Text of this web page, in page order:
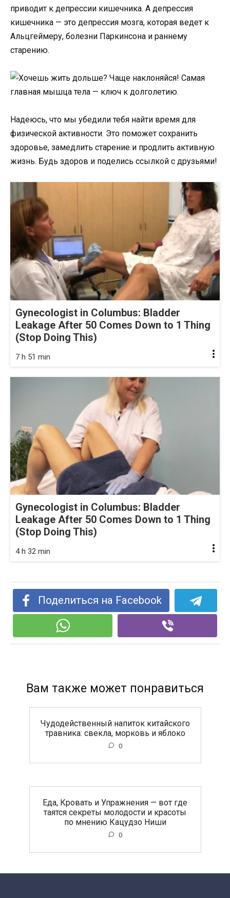
приводит к депрессии кишечника. А депрессия
кишечника — это депрессия мозга, которая ведет к
Альцгеймеру, болезни Паркинсона и раннему
старению.
Надеюсь, что мы убедили тебя найти время для
физической активности. Это поможет сохранить
здоровье, замедлить старение и продлить активную
жизнь. Будь здоров и поделись ссылкой с друзьями!
Gynecologist in Columbus: Bladder
Leakage After 50 Comes Down to 1 Thing
(Stop Doing This)
7 h 51 min
Gynecologist in Columbus: Bladder
Leakage After 50 Comes Down to 1 Thing
(Stop Doing This)
4 h 32 min
Поделиться на Facebook
Вам также может понравиться
Чудодейственный напиток китайского
травника: свекла, морковь и яблоко
0
Еда, Кровать и Упражнения — вот где
таятся секреты молодости и красоты
по мнению Кацудзо Ниши
0